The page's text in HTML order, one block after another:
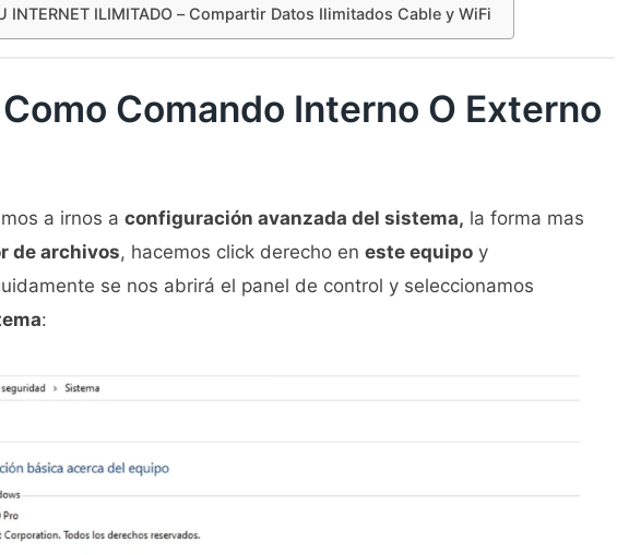
INTERNET ILIMITADO – Compartir Datos Ilimitados Cable y WiFi
Comando Interno O Externo
a irnos a configuración avanzada del sistema, la forma mas
de archivos, hacemos click derecho en este equipo y
se nos abrirá el panel de control y seleccionamos
: